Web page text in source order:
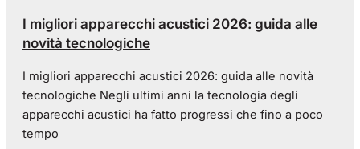
I migliori apparecchi acustici 2026: guida alle
novità tecnologiche
I migliori apparecchi acustici 2026: guida alle novità
tecnologiche Negli ultimi anni la tecnologia degli
apparecchi acustici ha fatto progressi che fino a poco
tempo